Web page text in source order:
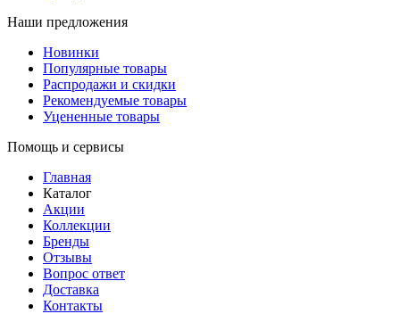
Наши предложения
Новинки
Популярные товары
Распродажи и скидки
Рекомендуемые товары
Уцененные товары
Помощь и сервисы
Главная
Каталог
Акции
Коллекции
Бренды
Отзывы
Вопрос ответ
Доставка
Контакты